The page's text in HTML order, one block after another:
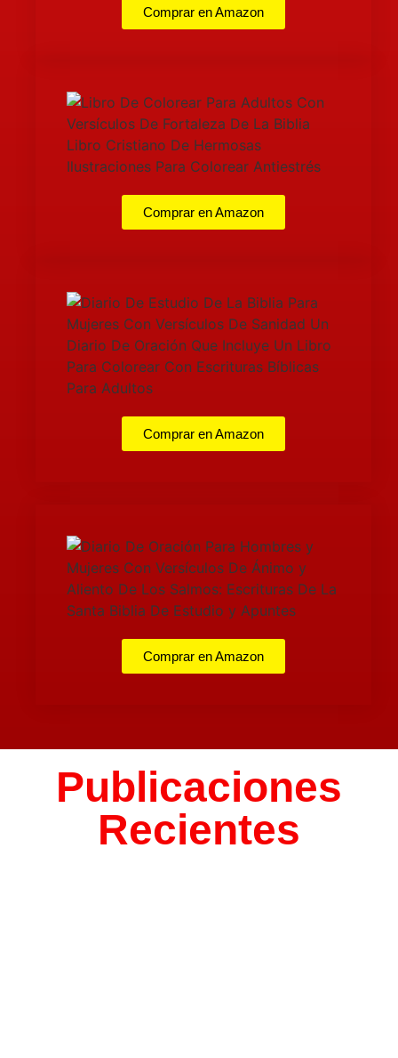
Comprar en Amazon
Comprar en Amazon
Comprar en Amazon
Comprar en Amazon
Publicaciones
Recientes